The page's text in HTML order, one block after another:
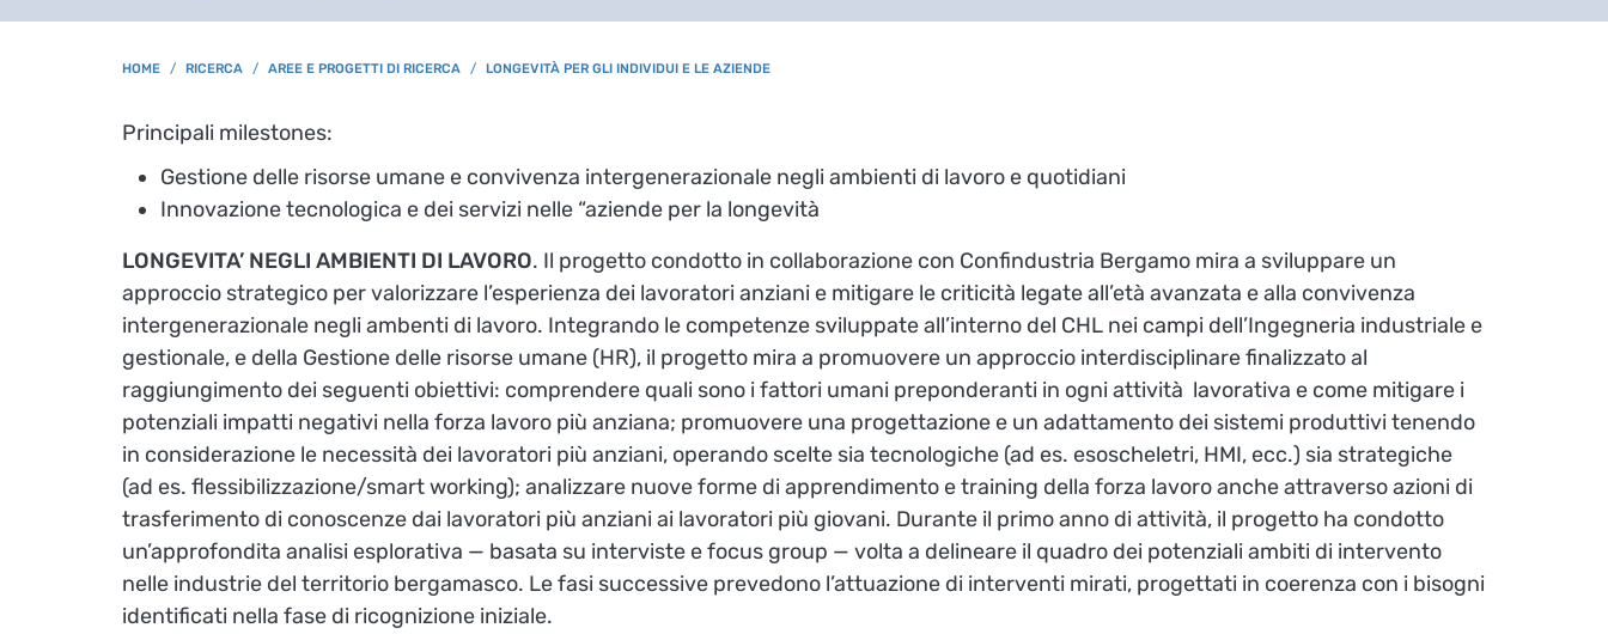
BREADCRUMB
HOME RICERCA AREE E PROGETTI DI RICERCA LONGEVITÀ PER GLI INDIVIDUI E LE AZIENDE
Principali milestones:
Gestione delle risorse umane e convivenza intergenerazionale negli ambienti di lavoro e quotidiani
Innovazione tecnologica e dei servizi nelle “aziende per la longevità
LONGEVITA’ NEGLI AMBIENTI DI LAVORO. Il progetto condotto in collaborazione con Confindustria Bergamo mira a sviluppare un
approccio strategico per valorizzare l’esperienza dei lavoratori anziani e mitigare le criticità legate all’età avanzata e alla convivenza
intergenerazionale negli ambenti di lavoro. Integrando le competenze sviluppate all’interno del CHL nei campi dell’Ingegneria industriale e
gestionale, e della Gestione delle risorse umane (HR), il progetto mira a promuovere un approccio interdisciplinare finalizzato al
raggiungimento dei seguenti obiettivi: comprendere quali sono i fattori umani preponderanti in ogni attività lavorativa e come mitigare i
potenziali impatti negativi nella forza lavoro più anziana; promuovere una progettazione e un adattamento dei sistemi produttivi tenendo
in considerazione le necessità dei lavoratori più anziani, operando scelte sia tecnologiche (ad es. esoscheletri, HMI, ecc.) sia strategiche
(ad es. flessibilizzazione/smart working); analizzare nuove forme di apprendimento e training della forza lavoro anche attraverso azioni di
trasferimento di conoscenze dai lavoratori più anziani ai lavoratori più giovani. Durante il primo anno di attività, il progetto ha condotto
un’approfondita analisi esplorativa — basata su interviste e focus group — volta a delineare il quadro dei potenziali ambiti di intervento
nelle industrie del territorio bergamasco. Le fasi successive prevedono l’attuazione di interventi mirati, progettati in coerenza con i bisogni
identificati nella fase di ricognizione iniziale.